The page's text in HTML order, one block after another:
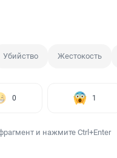
Убийство Жестокость
0 1
и нажмите Ctrl+Enter